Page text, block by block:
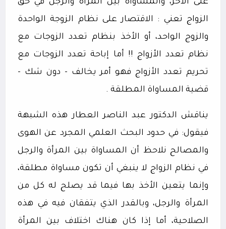
على الآخر، والمساواة بين المرأة والرجل في حق
الزواج تعني : الاقتصار على نظام الزوجة الواحدة
والزوج الواحد، أو الأخذ بنظام تعدد الزوجات مع
نظام تعدد الأزواج !! أما إباحة تعدد الزوجات مع
تحريم تعدد الأزواج فهو أمر يخالف - دون شك -
قضية المساواة المطلقة .
يناقش الدكتور عبد الناصر العطار هذه الشبهة
فيقول: في حدود البحث العلمي المجرد عن الهوى
والمصالح نلاحظ أن المساواة بين المرأة والرجل
في نظام الزواج لا ينبغي أن تكون مساواة مطلقة،
وإنما يتعين الأخذ بها فيما قد يصلح له كل من
المرأة والرجل، وبالقدر الذي يتفقان فيه في هذه
الصلاحية، أما إذا كان هناك اختلاف بين المرأة